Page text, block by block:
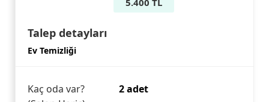
5.400 TL
Talep detayları
Ev Temizliği
Kaç oda var?
2 adet